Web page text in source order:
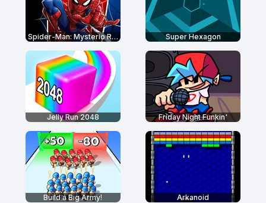
Spider-Man: Mysterio Rush Super Hexagon
Jelly Run 2048 Friday Night Funkin'
Build a Big Army! Arkanoid